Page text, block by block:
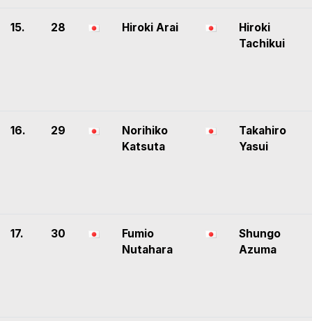
15. 28 Hiroki Arai
Hiroki
Tachikui
16. 29
Norihiko
Katsuta
Takahiro
Yasui
17. 30
Fumio
Nutahara
Shungo
Azuma